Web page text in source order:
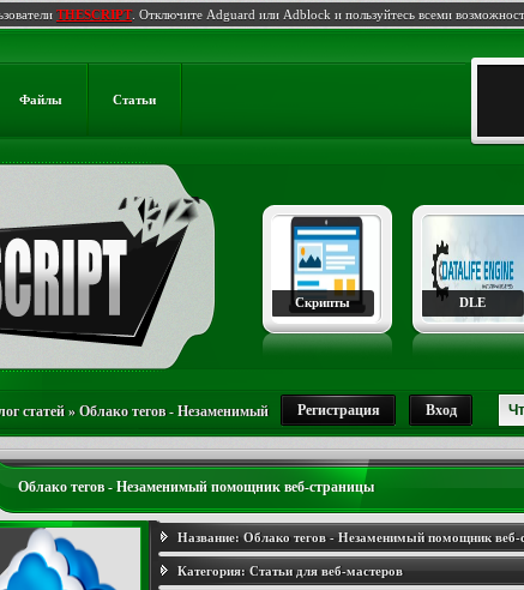
THESCRIPT. Отключите Adguard или Adblock и пользуйтесь всеми
Файлы Статьи
Скрипты DLE
статей»Облако тегов - Незаменимый
Регистрация Вход
Облако тегов - Незаменимый помощник веб-страницы
Название: Облако тегов - Незаменимый помощник веб-
Категория: Статьи для веб-мастеров